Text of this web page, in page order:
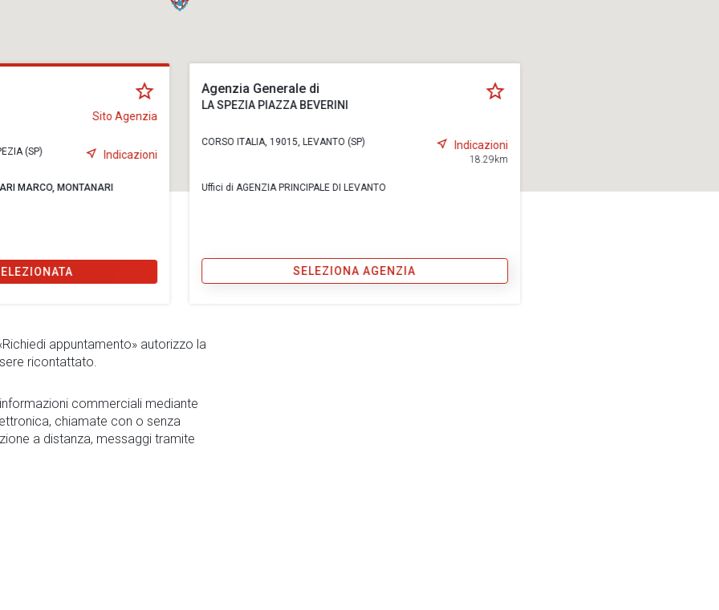
Sito Agenzia
(SP) Indicazioni
MARCO, MONTANARI
Agenzia Generale di
LA SPEZIA PIAZZA BEVERINI
CORSO ITALIA, 19015, LEVANTO (SP) Indicazioni
18.29km
Uffici di AGENZIA PRINCIPALE DI LEVANTO
SELEZIONA AGENZIA
appuntamento» autorizzo la
ricontattato.
commerciali mediante
chiamate con o senza
a distanza, messaggi tramite